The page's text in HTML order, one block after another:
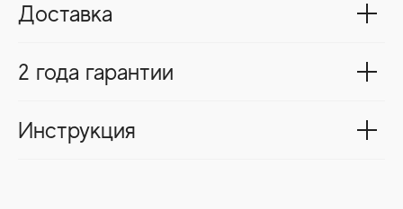
Доставка
2 года гарантии
Инструкция